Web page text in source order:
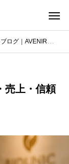
ログ｜AVENIR
売上・信頼